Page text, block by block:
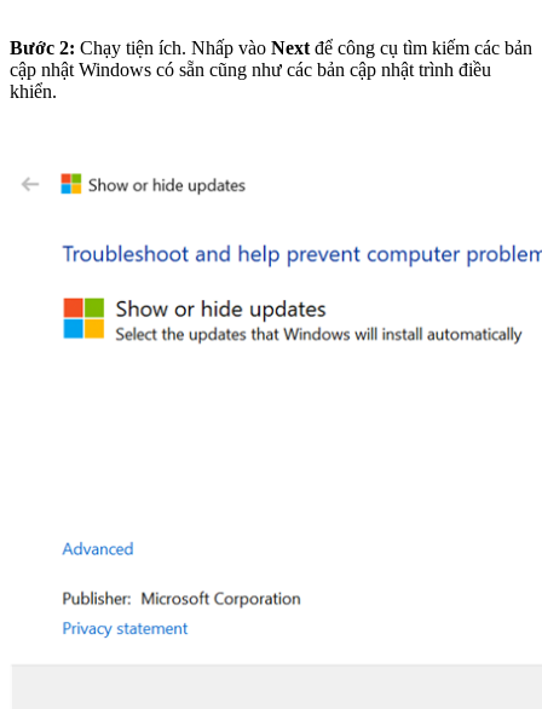
Bước 2: Chạy tiện ích. Nhấp vào Next để công cụ tìm kiếm các bản
cập nhật Windows có sẵn cũng như các bản cập nhật trình điều
khiển.